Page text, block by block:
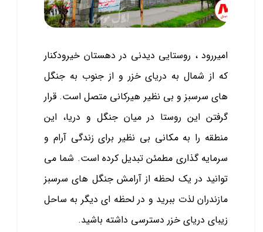
امیررود ، روستایی دیدنی در دهستان خیرودکنار
که از شمال به دریای خزر و از جنوب به جنگل
های سرسبز و بی نظیر هیرکانی متصل است. قرار
گرفتن این روستا در میان جنگل و دریا، این
منطقه را به مکانی بی‌ نظیر برای زندگی آرام و
سرمایه‌ گذاری مطمئن تبدیل کرده است. شما می‌
توانید در یک لحظه از آرامش جنگل‌ های سرسبز
مازندران لذت ببرید و در لحظه‌ ای دیگر به ساحل
زیبای دریای خزر دسترسی داشته باشید.